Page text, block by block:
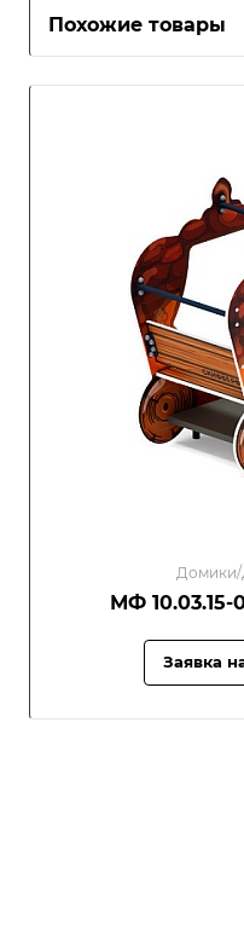
Похожие товары
Домики/
МФ 10.03.15-
Заявка